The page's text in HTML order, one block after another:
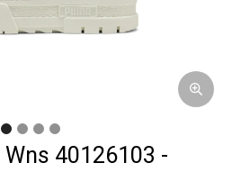
40126103 -